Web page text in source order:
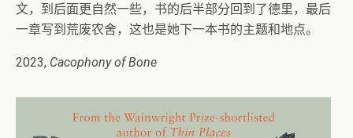
文，到后面更自然一些，书的后半部分回到了德里，最后
一章写到荒废农舍，这也是她下一本书的主题和地点。
2023, Cacophony of Bone